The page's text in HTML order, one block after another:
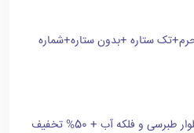
ستاره +بدون ستاره+شماره
و فلکه آب + 50% تخفیف